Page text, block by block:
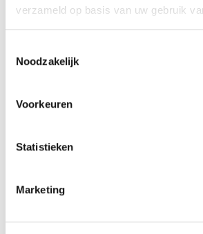
verzameld op basis van uw gebruik
Noodzakelijk
Voorkeuren
Statistieken
Marketing
KIJKEN!
Eindelijk
Gezocht: Brusselse
Jitsu Academy in